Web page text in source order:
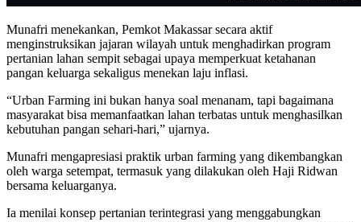
Munafri menekankan, Pemkot Makassar secara aktif
menginstruksikan jajaran wilayah untuk menghadirkan program
pertanian lahan sempit sebagai upaya memperkuat ketahanan
pangan keluarga sekaligus menekan laju inflasi.
“Urban Farming ini bukan hanya soal menanam, tapi bagaimana
masyarakat bisa memanfaatkan lahan terbatas untuk menghasilkan
kebutuhan pangan sehari-hari,” ujarnya.
Munafri mengapresiasi praktik urban farming yang dikembangkan
oleh warga setempat, termasuk yang dilakukan oleh Haji Ridwan
bersama keluarganya.
Ia menilai konsep pertanian terintegrasi yang menggabungkan